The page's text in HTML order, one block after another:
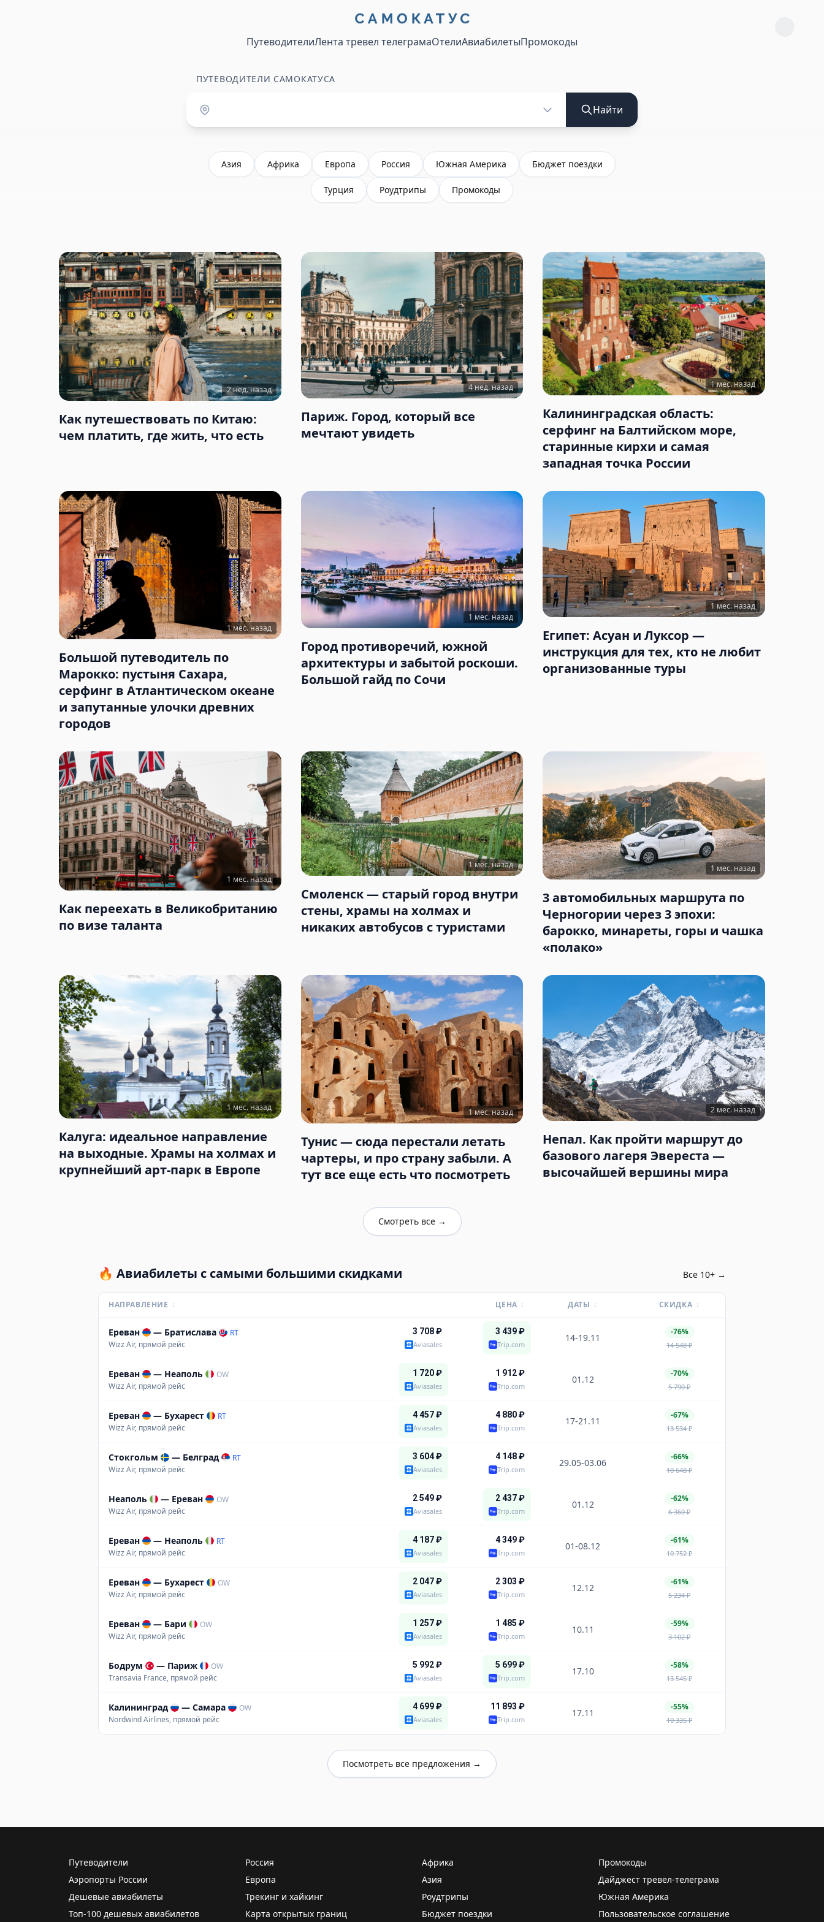
ПутеводителиЛента тревел телеграмаОтелиАвиабилетыПромокоды
ПУТЕВОДИТЕЛИ САМОКАТУСА
Найти
Азия Африка Европа Россия Южная Америка Бюджет поездки
Турция Роудтрипы Промокоды
2 нед. назад
Как путешествовать по Китаю:
чем платить, где жить, что есть
4 нед. назад
Париж. Город, который все
мечтают увидеть
1 мес. назад
Калининградская область:
серфинг на Балтийском море,
старинные кирхи и самая
западная точка России
1 мес. назад
Большой путеводитель по
Марокко: пустыня Сахара,
серфинг в Атлантическом океане
и запутанные улочки древних
городов
1 мес. назад
Город противоречий, южной
архитектуры и забытой роскоши.
Большой гайд по Сочи
1 мес. назад
Египет: Асуан и Луксор —
инструкция для тех, кто не любит
организованные туры
1 мес. назад
Как переехать в Великобританию
по визе таланта
1 мес. назад
Смоленск — старый город внутри
стены, храмы на холмах и
никаких автобусов с туристами
1 мес. назад
3 автомобильных маршрута по
Черногории через 3 эпохи:
барокко, минареты, горы и чашка
«полако»
1 мес. назад
Калуга: идеальное направление
на выходные. Храмы на холмах и
крупнейший арт-парк в Европе
1 мес. назад
Тунис — сюда перестали летать
чартеры, и про страну забыли. А
тут все еще есть что посмотреть
2 мес. назад
Непал. Как пройти маршрут до
базового лагеря Эвереста —
высочайшей вершины мира
Смотреть все→
🔥 Авиабилеты с самыми большими скидками Все 10+ →
НАПРАВЛЕНИЕ ↕ ЦЕНА ↕ ДАТЫ ↕ СКИДКА ↕
Ереван — Братислава
RT
Wizz Air, прямой рейс
3 708₽
Aviasales
3 439₽
Trip.com
14-19.11
-76%
14 548₽
Ереван — Неаполь
OW
Wizz Air, прямой рейс
1 720₽
Aviasales
1 912₽
Trip.com
01.12
-70%
5 790₽
Ереван — Бухарест
RT
Wizz Air, прямой рейс
4 457₽
Aviasales
4 880₽
Trip.com
17-21.11
-67%
13 534₽
Стокгольм — Белград
RT
Wizz Air, прямой рейс
3 604₽
Aviasales
4 148₽
Trip.com
29.05-03.06
-66%
10 648₽
Неаполь — Ереван
OW
Wizz Air, прямой рейс
2 549₽
Aviasales
2 437₽
Trip.com
01.12
-62%
6 360₽
Ереван — Неаполь
RT
Wizz Air, прямой рейс
4 187₽
Aviasales
4 349₽
Trip.com
01-08.12
-61%
10 752₽
Ереван — Бухарест
OW
Wizz Air, прямой рейс
2 047₽
Aviasales
2 303 ₽
Trip.com
12.12
-61%
5 234₽
Ереван — Бари
OW
Wizz Air, прямой рейс
1 257₽
Aviasales
1 485 ₽
Trip.com
10.11
-59%
3 102₽
Бодрум — Париж
OW
Transavia France, прямой рейс
5 992₽
Aviasales
5 699₽
Trip.com
17.10
-58%
13 545₽
Калининград — Самара
OW
Nordwind Airlines, прямой рейс
4 699₽
Aviasales
11 893 ₽
Trip.com
17.11
-55%
10 335₽
Посмотреть все предложения →
Путеводители Россия Африка
Промокоды
Аэропорты России
Европа Азия
Дайджест тревел-телеграма
Дешевые авиабилеты
Трекинг и хайкинг Роудтрипы
Южная Америка
Топ-100 дешевых авиабилетов
Карта открытых границ Бюджет поездки Пользовательское соглашение